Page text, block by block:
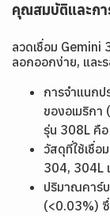
คุณสมบัติและกา
ลวดเชื่อม Gemini
ลอกออกง่าย, และร
การจำแนกป
ของอเมริก
รุ่น 308L คื
วัสดุที่ใช้เชื่อ
304, 304L
ปริมาณคาร์
(<0.03%) ซึ่